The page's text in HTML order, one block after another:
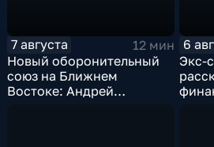
7 августа
12 мин
Новый оборонительный
союз на Ближнем
Востоке: Андрей
6
Экс-